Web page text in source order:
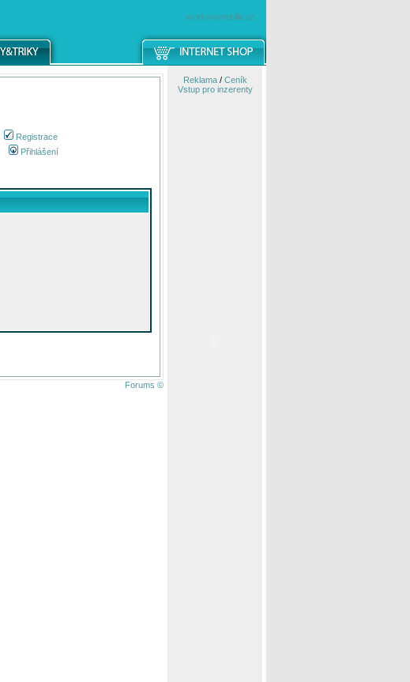
windowsmobile.cz
Registrace
Přihlášení
Forums ©
Reklama/ Ceník
Vstup pro inzerenty